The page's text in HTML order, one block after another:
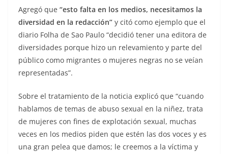
Agregó que “esto falta en los medios, necesitamos la
diversidad en la redacción” y citó como ejemplo que el
diario Folha de Sao Paulo “decidió tener una editora de
diversidades porque hizo un relevamiento y parte del
público como migrantes o mujeres negras no se veían
representadas”.
Sobre el tratamiento de la noticia explicó que “cuando
hablamos de temas de abuso sexual en la niñez, trata
de mujeres con fines de explotación sexual, muchas
veces en los medios piden que estén las dos voces y es
una gran pelea que damos; le creemos a la víctima y